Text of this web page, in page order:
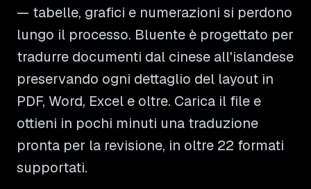
— tabelle, grafici e numerazioni si perdono
lungo il processo. Bluente è progettato per
tradurre documenti dal cinese all'islandese
preservando ogni dettaglio del layout in
PDF, Word, Excel e oltre. Carica il file e
ottieni in pochi minuti una traduzione
pronta per la revisione, in oltre 22 formati
supportati.